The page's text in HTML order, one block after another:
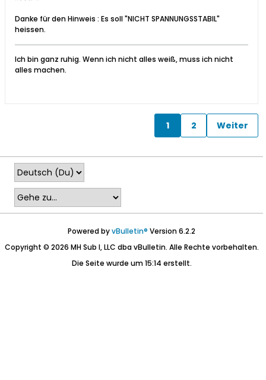
Danke für den Hinweis : Es soll "NICHT SPANNUNGSSTABIL"
heissen.
Ich bin ganz ruhig. Wenn ich nicht alles weiß, muss ich nicht
alles machen.
1 2 Weiter
Powered byvBulletin® Version 6.2.2
Copyright © 2026 MH Sub I, LLC dba vBulletin. Alle Rechte vorbehalten.
Die Seite wurde um 15:14 erstellt.